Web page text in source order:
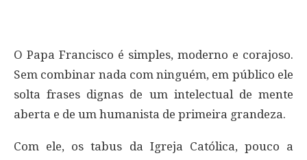
O Papa Francisco é simples, moderno e corajoso.
Sem combinar nada com ninguém, em público ele
solta frases dignas de um intelectual de mente
aberta e de um humanista de primeira grandeza.
Com ele, os tabus da Igreja Católica, pouco a